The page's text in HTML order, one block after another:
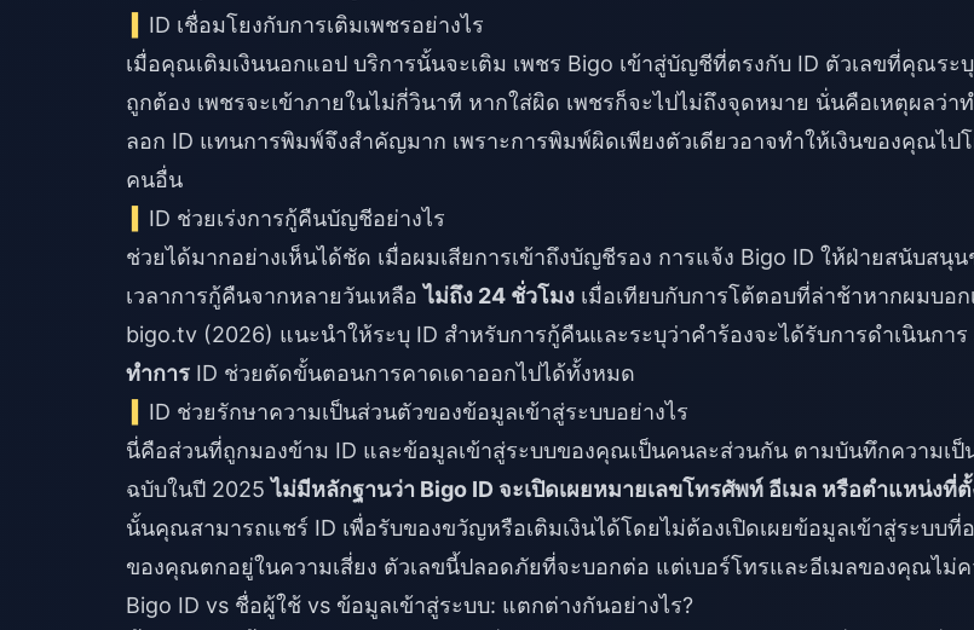
ID เชื่อมโยงกับการเติมเพชรอย่างไร
เมื่อคุณเติมเงินนอกแอป บริการนั้นจะเติม เพชร Bigo เข้าสู่บัญชีที่ตรงกับ ID ตัวเลขที่คุณระ
ถูกต้อง เพชรจะเข้าภายในไม่กี่วินาที หากใส่ผิด เพชรก็จะไปไม่ถึงจุดหมาย นั่นคือเหตุผลว่า
ลอก ID แทนการพิมพ์จึงสำคัญมาก เพราะการพิมพ์ผิดเพียงตัวเดียวอาจทำให้เงินของคุณไป
คนอื่น
ID ช่วยเร่งการกู้คืนบัญชีอย่างไร
ช่วยได้มากอย่างเห็นได้ชัด เมื่อผมเสียการเข้าถึงบัญชีรอง การแจ้ง Bigo ID ให้ฝ่ายสนับสนุ
เวลาการกู้คืนจากหลายวันเหลือไม่ถึง 24 ชั่วโมง เมื่อเทียบกับการโต้ตอบที่ล่าช้าหากผมบอ
bigo.tv (2026) แนะนำให้ระบุ ID สำหรับการกู้คืนและระบุว่าคำร้องจะได้รับการดำเนินการ
ทำการ ID ช่วยตัดขั้นตอนการคาดเดาออกไปได้ทั้งหมด
ID ช่วยรักษาความเป็นส่วนตัวของข้อมูลเข้าสู่ระบบอย่างไร
นี่คือส่วนที่ถูกมองข้าม ID และข้อมูลเข้าสู่ระบบของคุณเป็นคนละส่วนกัน ตามบันทึกความเป็
ฉบับในปี 2025ไม่มีหลักฐานว่า Bigo ID จะเปิดเผยหมายเลขโทรศัพท์ อีเมล หรือตำแหน่งที่
นั้นคุณสามารถแชร์ ID เพื่อรับของขวัญหรือเติมเงินได้โดยไม่ต้องเปิดเผยข้อมูลเข้าสู่ระบบ
ของคุณตกอยู่ในความเสี่ยง ตัวเลขนี้ปลอดภัยที่จะบอกต่อ แต่เบอร์โทรและอีเมลของคุณไม่
Bigo ID vs ชื่อผู้ใช้ vs ข้อมูลเข้าสู่ระบบ: แตกต่างกันอย่างไร?